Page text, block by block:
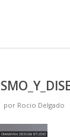
por Rocio Delgado